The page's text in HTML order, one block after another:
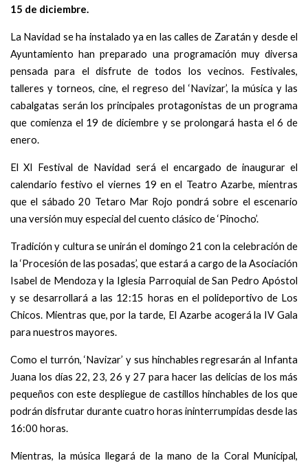
15 de diciembre.
La Navidad se ha instalado ya en las calles de Zaratán y desde el
Ayuntamiento han preparado una programación muy diversa
pensada para el disfrute de todos los vecinos. Festivales,
talleres y torneos, cine, el regreso del ‘Navizar’, la música y las
cabalgatas serán los principales protagonistas de un programa
que comienza el 19 de diciembre y se prolongará hasta el 6 de
enero.
El XI Festival de Navidad será el encargado de inaugurar el
calendario festivo el viernes 19 en el Teatro Azarbe, mientras
que el sábado 20 Tetaro Mar Rojo pondrá sobre el escenario
una versión muy especial del cuento clásico de ‘Pinocho’.
Tradición y cultura se unirán el domingo 21 con la celebración de
la ‘Procesión de las posadas’, que estará a cargo de la Asociación
Isabel de Mendoza y la Iglesia Parroquial de San Pedro Apóstol
y se desarrollará a las 12:15 horas en el polideportivo de Los
Chicos. Mientras que, por la tarde, El Azarbe acogerá la IV Gala
para nuestros mayores.
Como el turrón, ‘Navizar’ y sus hinchables regresarán al Infanta
Juana los días 22, 23, 26 y 27 para hacer las delicias de los más
pequeños con este despliegue de castillos hinchables de los que
podrán disfrutar durante cuatro horas ininterrumpidas desde las
16:00 horas.
Mientras, la música llegará de la mano de la Coral Municipal,